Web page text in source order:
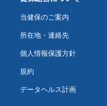
当健保のご案内
所在地・連絡先
個人情報保護方針
規約
データヘルス計画